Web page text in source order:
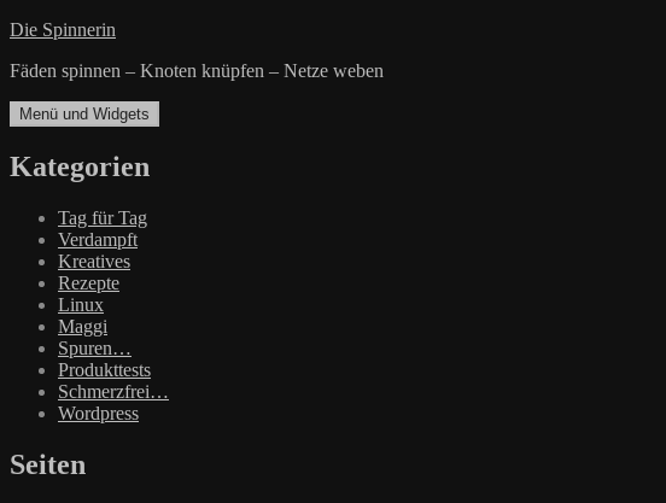
Zum
springen
Die Spinnerin
Fäden spinnen – Knoten knüpfen – Netze weben
Menü und Widgets
Kategorien
Tag für Tag
Verdampft
Kreatives
Rezepte
Linux
Maggi
Spuren…
Produkttests
Schmerzfrei…
Wordpress
Seiten